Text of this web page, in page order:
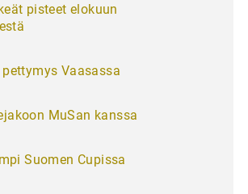
pisteet elokuun
Vaasassa
MuSan kanssa
Suomen Cupissa